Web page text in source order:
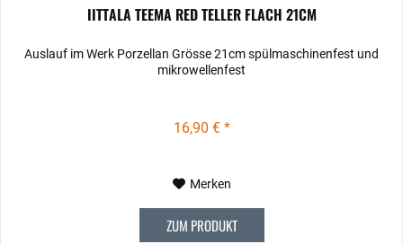
IITTALA TEEMA RED TELLER FLACH 21CM
Auslauf im Werk Porzellan Grösse 21cm spülmaschinenfest und
mikrowellenfest
16,90 € *
Merken
ZUM PRODUKT